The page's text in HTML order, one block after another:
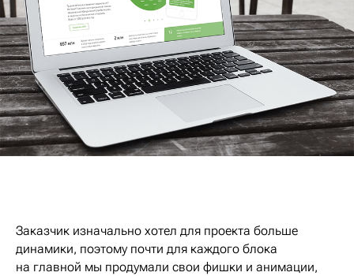
Заказчик изначально хотел для проекта больше
динамики, поэтому почти для каждого блока
на главной мы продумали свои фишки и анимации,